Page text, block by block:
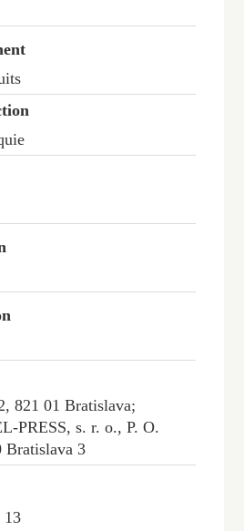
821 01 Bratislava;
PRESS, s. r. o., P. O.
Bratislava 3
13